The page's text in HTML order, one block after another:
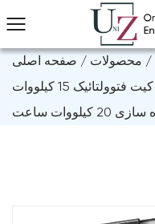
صفحه اصلی / محصولات /
کیت فتوولتائیک 15 کیلووات